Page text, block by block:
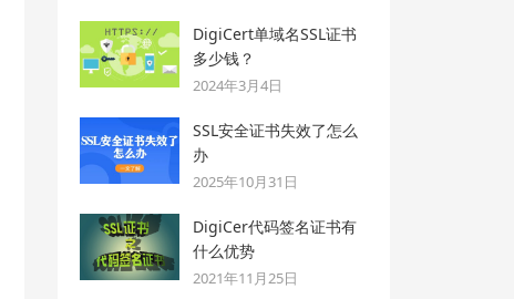
DigiCert单域名SSL证书
多少钱？
2024年3月4日
SSL安全证书失效了怎么
办
2025年10月31日
DigiCer代码签名证书有
什么优势
2021年11月25日